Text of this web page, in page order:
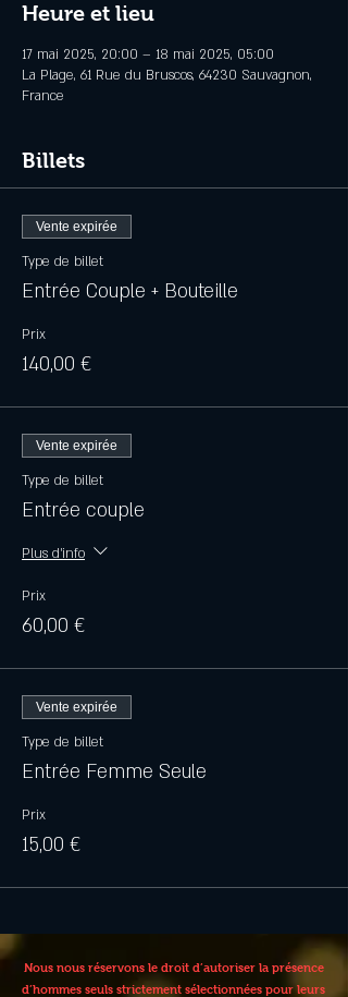
Heure et lieu
17 mai 2025, 20:00 – 18 mai 2025, 05:00
La Plage, 61 Rue du Bruscos, 64230 Sauvagnon,
France
Billets
Vente expirée
Type de billet
Entrée Couple + Bouteille
Prix
140,00 €
Vente expirée
Type de billet
Entrée couple
Plus d'info
Prix
60,00 €
Vente expirée
Type de billet
Entrée Femme Seule
Prix
15,00 €
Nous nous réservons le droit d’autoriser la présence
d’hommes seuls strictement sélectionnées pour leurs